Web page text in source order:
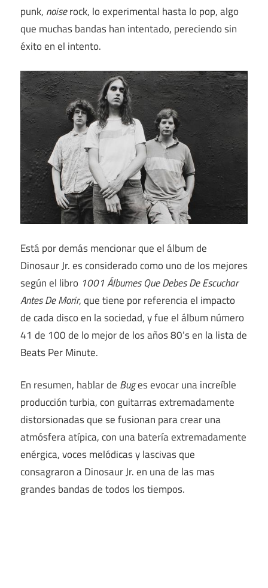
punk, noiserock, lo experimental hasta lo pop, algo
que muchas bandas han intentado, pereciendo sin
éxito en el intento.
Está por demás mencionar que el álbum de
Dinosaur Jr. es considerado como uno de los mejores
según el libro 1001 Álbumes Que Debes De Escuchar
Antes De Morir, que tiene por referencia el impacto
de cada disco en la sociedad, y fue el álbum número
41 de 100 de lo mejor de los años 80’s en la lista de
Beats Per Minute.
En resumen, hablar de Buges evocar una increíble
producción turbia, con guitarras extremadamente
distorsionadas que se fusionan para crear una
atmósfera atípica, con una batería extremadamente
enérgica, voces melódicas y lascivas que
consagraron a Dinosaur Jr. en una de las mas
grandes bandas de todos los tiempos.